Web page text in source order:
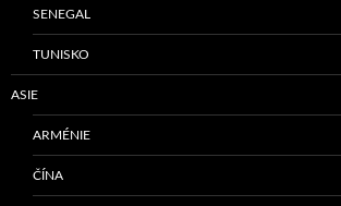
SENEGAL
TUNISKO
ASIE
ARMÉNIE
ČÍNA